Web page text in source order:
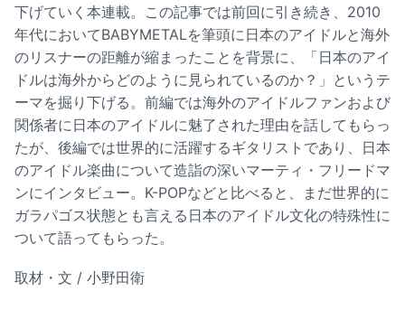
下げていく本連載。この記事では前回に引き続き
、2010
年代においてBABYMETALを筆頭に日本のアイドルと海外
のリスナーの距離が縮まったことを背景に、「日本のアイ
ドルは海外からどのように見られているのか？」というテ
ーマを掘り下げる。前編では海外のアイドルファンおよび
関係者に日本のアイドルに魅了された理由を話してもらっ
たが、後編では世界的に活躍するギタリストであり、日本
のアイドル楽曲について造詣の深いマーティ・フリードマ
ンにインタビュー。K-POPなどと比べると、まだ世界的に
ガラパゴス状態とも言える日本のアイドル文化の特殊性に
ついて語ってもらった。
取材・文 / 小野田衛